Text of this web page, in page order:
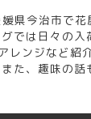
県今治市で花
では日々の入
レンジなど紹
た、趣味の話